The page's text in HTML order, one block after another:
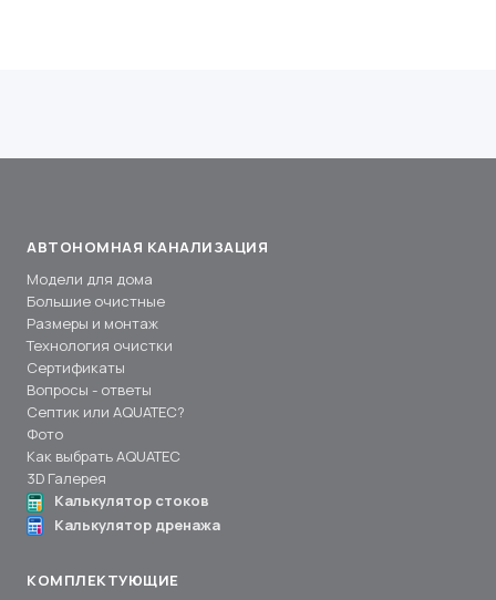
АВТОНОМНАЯ КАНАЛИЗАЦИЯ
Модели для дома
Большие очистные
Размеры и монтаж
Технология очистки
Сертификаты
Вопросы - ответы
Септик или AQUATEC?
Фото
Как выбрать AQUATEC
3D Галерея
Калькулятор стоков
Калькулятор дренажа
КОМПЛЕКТУЮЩИЕ